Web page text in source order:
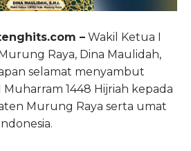
– Wakil Ketua I
Raya, Dina Maulidah,
selamat menyambut
Muharram 1448 Hijriah kepada
Murung Raya serta umat